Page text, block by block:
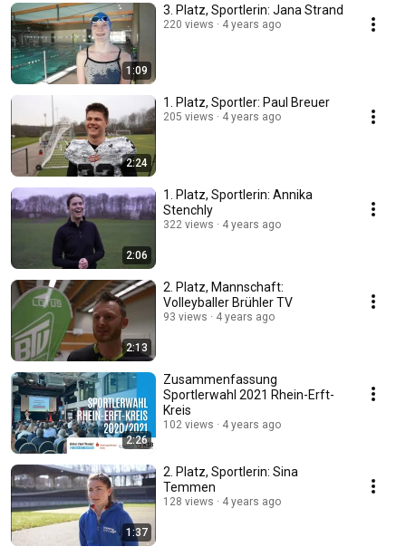
1:09
3. Platz, Sportlerin: Jana Strand
220 views 4 years ago
2:24
1. Platz, Sportler: Paul Breuer
205 views 4 years ago
2:06
1. Platz, Sportlerin: Annika
Stenchly
322 views 4 years ago
2:13
2. Platz, Mannschaft:
Volleyballer Brühler TV
93 views 4 years ago
2:26
Zusammenfassung
Sportlerwahl 2021 Rhein-Erft-
Kreis
102 views 4 years ago
1:37
2. Platz, Sportlerin: Sina
Temmen
128 views 4 years ago